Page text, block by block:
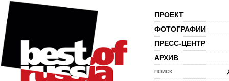
ПРОЕКТ
ФОТОГРАФИИ
ПРЕСС-ЦЕНТР
АРХИВ
ПОИСК